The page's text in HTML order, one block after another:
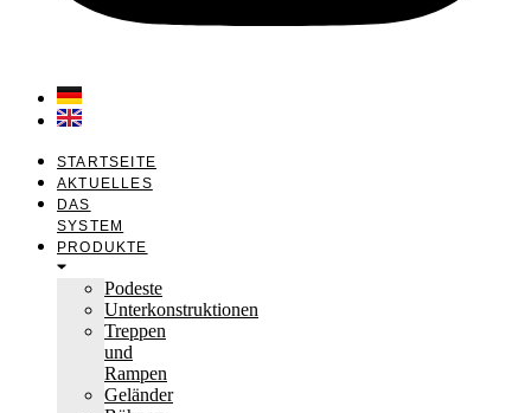
STARTSEITE
AKTUELLES
DAS
SYSTEM
PRODUKTE
Podeste
Unterkonstruktionen
Treppen
und
Rampen
Geländer